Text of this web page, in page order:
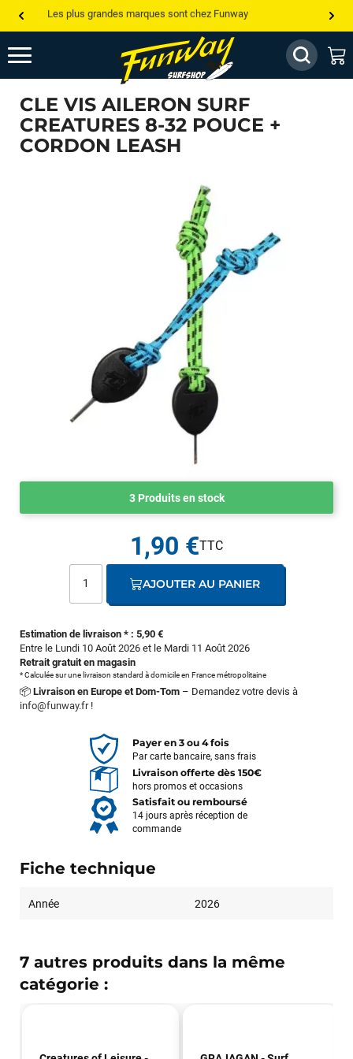
Les plus grandes marques sont chez Funway
Jusqu’à -75% de remise sur le windsurf, wingfoil, etc...
💰 Meilleur prix garanti — Moins cher ailleurs ? On s’aligne !
Besoin de conseils de pro ? Appelle nous !
CLE VIS AILERON SURF
CREATURES 8-32 POUCE +
CORDON LEASH
3 Produits en stock
Estimation de livraison * : 5,90 €
Entre le Lundi 10 Août 2026 et le Mardi 11 Août 2026
Retrait gratuit en magasin
* Calculée sur une livraison standard à domicile en France métropolitaine
📦 Livraison en Europe et Dom-Tom – Demandez votre devis à
info@funway.fr!
1,90 €
AJOUTER AU PANIER
Payer en 3 ou 4 fois
Par carte bancaire, sans frais
Livraison offerte dès 150€
hors promos et occasions
Satisfait ou remboursé
14 jours après réception de
commande
Fiche technique
Année 2026
7 autres produits dans la même
catégorie :